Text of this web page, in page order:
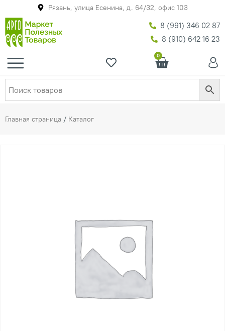
Рязань, улица Есенина, д. 64/32, офис 103
8 (991) 346 02 87
8 (910) 642 16 23
0
Главная страница / Каталог